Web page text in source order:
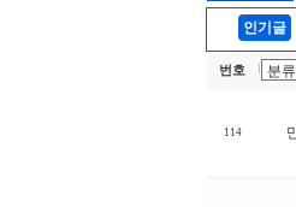
인기글
번호
114